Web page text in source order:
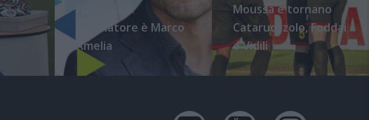
l'ufficialità:
l'allenatore è Marco
Amelia
Moussa e tornano
Cataruozzolo, Foddai
e Vidili